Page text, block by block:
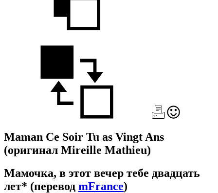
Maman Ce Soir Tu as Vingt Ans
(оригинал Mireille Mathieu)
Мамочка, в этот вечер тебе двадцать
лет* (перевод mFrance)